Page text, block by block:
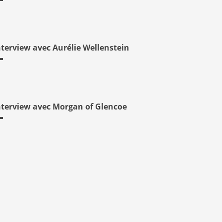
avec Aurélie Wellenstein
avec Morgan of Glencoe